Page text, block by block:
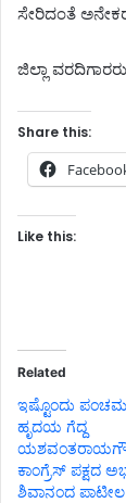
ಸೇರಿದಂತೆ
ಜಿಲ್ಲಾ
Share this:
Like this:
Related
ಇಷ್ಟೊಂದು
ಹೃದಯ ಗೆದ್ದ
ಕಾಂಗ್ರೆಸ್ ಪಕ್ಷದ
ಶಿವಾನಂದ